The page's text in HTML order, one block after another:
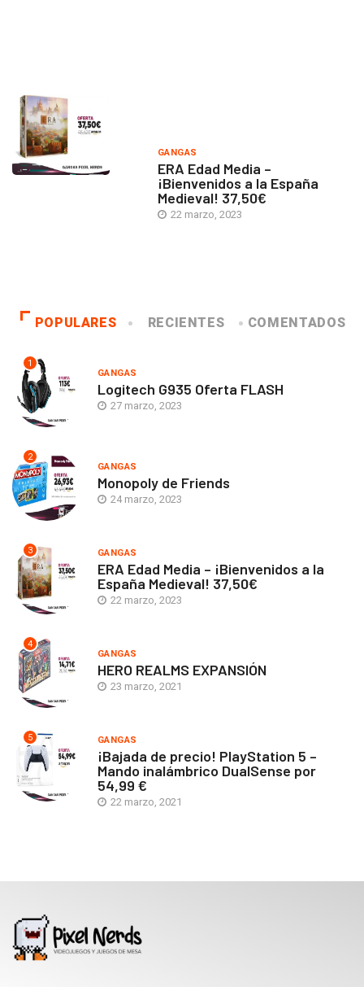
GANGAS
ERA Edad Media –
¡Bienvenidos a la España
Medieval! 37,50€
22 marzo, 2023
POPULARES RECIENTES COMENTADOS
1
GANGAS
Logitech G935 Oferta FLASH
27 marzo, 2023
2
GANGAS
Monopoly de Friends
24 marzo, 2023
3 GANGAS
ERA Edad Media – ¡Bienvenidos a la
España Medieval! 37,50€
22 marzo, 2023
4
GANGAS
HERO REALMS EXPANSIÓN
23 marzo, 2021
5 GANGAS
¡Bajada de precio! PlayStation 5 –
Mando inalámbrico DualSense por
54,99 €
22 marzo, 2021